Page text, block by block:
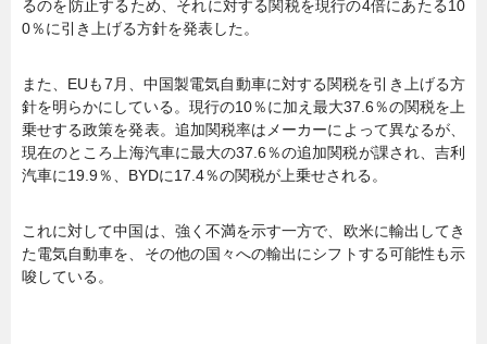
るのを防止するため、それに対する関税を現行の4倍にあたる10
0％に引き上げる方針を発表した。
また、EUも7月、中国製電気自動車に対する関税を引き上げる方
針を明らかにしている。現行の10％に加え最大37.6％の関税を上
乗せする政策を発表。追加関税率はメーカーによって異なるが、
現在のところ上海汽車に最大の37.6％の追加関税が課され、吉利
汽車に19.9％、BYDに17.4％の関税が上乗せされる。
これに対して中国は、強く不満を示す一方で、欧米に輸出してき
た電気自動車を、その他の国々への輸出にシフトする可能性も示
唆している。